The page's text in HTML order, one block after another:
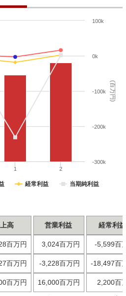
(百万円)
経常利益 当期純利益
1 2
-300k
-200k
-100k
0k
100k
高
百万円
百万円
百万円
営業利益
3,024百万円
-3,228百万円
16,000百万円
経常利益
-5,599百
-18,497百
2,200百